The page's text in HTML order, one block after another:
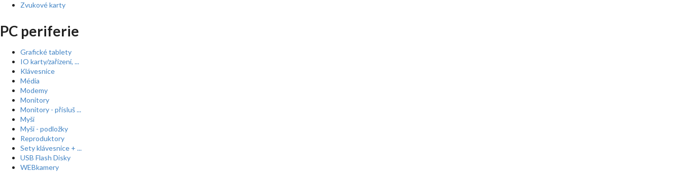
Zvukové karty
PC periferie
Grafické tablety
IO karty/zařízení, ...
Klávesnice
Média
Modemy
Monitory
Monitory - přísluš ...
Myši
Myši - podložky
Reproduktory
Sety klávesnice + ...
USB Flash Disky
WEBkamery